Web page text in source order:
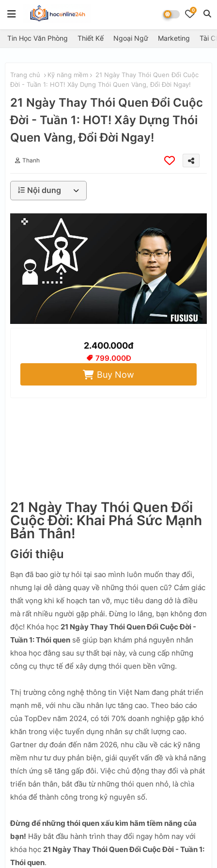
0
Tin Học Văn Phòng Thiết Kế Ngoại Ngữ Marketing Tài
Trang chủ Kỹ năng mềm
21 Ngày Thay Thói Quen Đổi Cuộc
Đời - Tuần 1: HOT! Xây Dựng Thói Quen Vàng, Đổi Đời Ngay!
21 Ngày Thay Thói Quen Đổi Cuộc
Đời - Tuần 1: HOT! Xây Dựng Thói
Quen Vàng, Đổi Đời Ngay!
Thanh
Nội dung
2.400.000đ
799.000Đ
Buy Now
21 Ngày Thay Thói Quen Đổi
Cuộc Đời: Khai Phá Sức Mạnh
Bản Thân!
Giới thiệu
Bạn đã bao giờ tự hỏi tại sao mình luôn muốn thay đổi,
nhưng lại dễ dàng quay về những thói quen cũ? Cảm giác
thất vọng khi kế hoạch tan vỡ, mục tiêu dang dở là điều
mà rất nhiều người gặp phải. Đừng lo lắng, bạn không đơn
độc! Khóa học 21 Ngày Thay Thói Quen Đổi Cuộc Đời -
Tuần 1: Thói quen sẽ giúp bạn khám phá nguyên nhân
khoa học đằng sau sự thất bại này, và cung cấp những
công cụ thực tế để xây dựng thói quen bền vững.
Thị trường công nghệ thông tin Việt Nam đang phát triển
mạnh mẽ, với nhu cầu nhân lực tăng cao. Theo báo cáo
của TopDev năm 2024, có tới 70% doanh nghiệp gặp khó
khăn trong việc tuyển dụng nhân sự chất lượng cao.
Gartner dự đoán đến năm 2026, nhu cầu về các kỹ năng
mềm như tư duy phản biện, giải quyết vấn đề và khả năng
thích ứng sẽ tăng gấp đôi. Việc chủ động thay đổi và phát
triển bản thân, bắt đầu từ những thói quen nhỏ, là chìa
khóa để thành công trong kỷ nguyên số.
Đừng để những thói quen xấu kìm hãm tiềm năng của
bạn! Hãy bắt đầu hành trình thay đổi ngay hôm nay với
khóa học 21 Ngày Thay Thói Quen Đổi Cuộc Đời - Tuần 1:
Thói quen.